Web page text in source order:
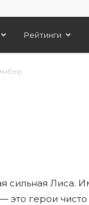
Рейтинги
сильная Лиса.
герои чисто